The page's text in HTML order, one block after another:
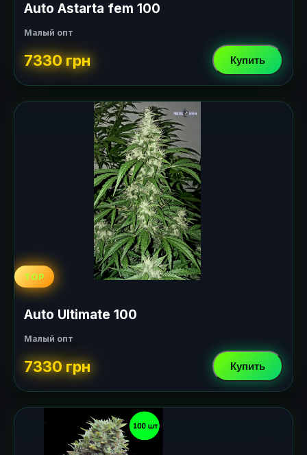
Auto Astarta fem 100
Малый опт
7330 грн Купить
TOP
Auto Ultimate 100
Малый опт
7330 грн Купить